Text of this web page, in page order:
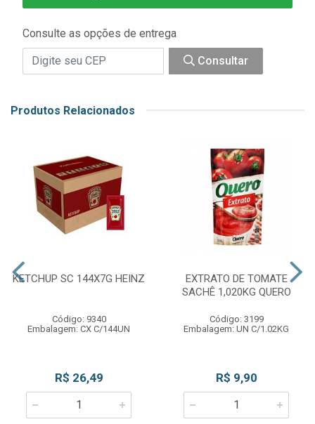
Consulte as opções de entrega
Consultar
Produtos Relacionados
KETCHUP SC 144X7G HEINZ
Código: 9340
Embalagem: CX C/144UN
R$ 26,49
EXTRATO DE TOMATE
SACHÊ 1,020KG QUERO
Código: 3199
Embalagem: UN C/1.02KG
R$ 9,90